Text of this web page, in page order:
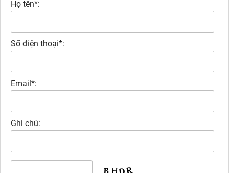
Họ tên*:
Số điện thoại*:
Email*:
Ghi chú: